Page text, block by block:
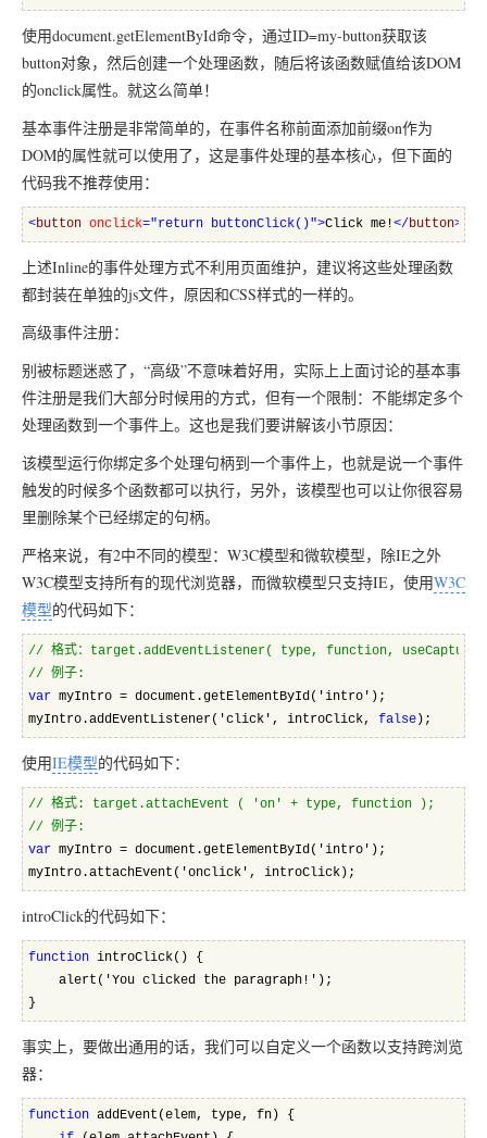
使用document.getElementById命令，通过ID=my-button获取该
button对象，然后创建一个处理函数，随后将该函数赋值给该DOM
的onclick属性。就这么简单！
基本事件注册是非常简单的，在事件名称前面添加前缀on作为
DOM的属性就可以使用了，这是事件处理的基本核心，但下面的
代码我不推荐使用：
<button onclick="return buttonClick()">Click me!</button>
上述Inline的事件处理方式不利用页面维护，建议将这些处理函数
都封装在单独的js文件，原因和CSS样式的一样的。
高级事件注册：
别被标题迷惑了，“高级”不意味着好用，实际上上面讨论的基本事
件注册是我们大部分时候用的方式，但有一个限制：不能绑定多个
处理函数到一个事件上。这也是我们要讲解该小节原因：
该模型运行你绑定多个处理句柄到一个事件上，也就是说一个事件
触发的时候多个函数都可以执行，另外，该模型也可以让你很容易
里删除某个已经绑定的句柄。
严格来说，有2中不同的模型：W3C模型和微软模型，除IE之外
W3C模型支持所有的现代浏览器，而微软模型只支持IE，使用W3C
模型的代码如下：
// 格式：target.addEventListener( type, function,
// 例子:
var myIntro = document.getElementById('intro');
myIntro.addEventListener('click', introClick, false );
使用IE模型的代码如下：
// 格式: target.attachEvent ( 'on' + type, function );
// 例子:
var myIntro = document.getElementById('intro');
myIntro.attachEvent('onclick', introClick);
introClick的代码如下：
function introClick() {
    alert('You clicked the paragraph!');
}
事实上，要做出通用的话，我们可以自定义一个函数以支持跨浏览
器：
function addEvent(elem, type, fn) {